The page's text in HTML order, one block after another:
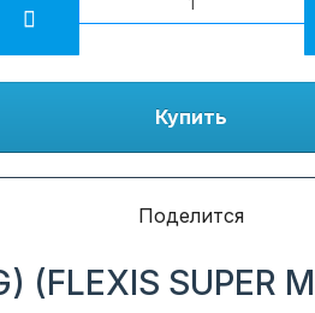
Купить
Поделится
(FLEXIS SUPER